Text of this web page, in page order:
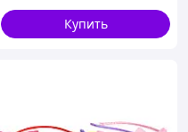
Купить